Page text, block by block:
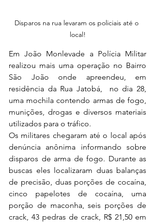
Disparos na rua levaram os policiais até o
local!
Em João Monlevade a Polícia Militar
realizou mais uma operação no Bairro
São João onde apreendeu, em
residência da Rua Jatobá,  no dia 28,
uma mochila contendo armas de fogo,
munições, drogas e diversos materiais
utilizados para o tráfico.
Os militares chegaram até o local após
denúncia anônima informando sobre
disparos de arma de fogo. Durante as
buscas eles localizaram duas balanças
de precisão, duas porções de cocaína,
cinco papelotes de cocaína, uma
porção de maconha, seis porções de
crack, 43 pedras de crack, R$ 21,50 em